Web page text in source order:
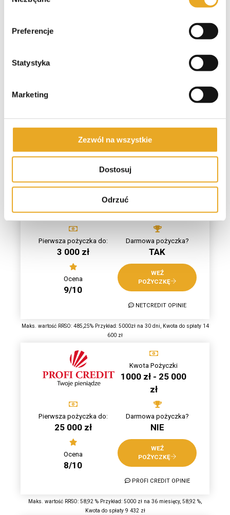
Preferencje
Statystyka
Marketing
Zezwól na wszystkie
Dostosuj
Odrzuć
Pierwsza pożyczka do:
Maks. wartość RRSO: 319,36 % Przykład: 3000 zł na 30 dni, RRSO 0%, Kwota
Kwota Pożyczki
100 zł - 10 000
zł
Pierwsza pożyczka do:
3 000 zł
Darmowa pożyczka?
TAK
Ocena
9/10
WEŹ
POŻYCZKĘ
NETCREDIT OPINIE
Maks. wartość RRSO: 485,25% Przykład: 5000zł na 30 dni, Kwota do spłaty 14
600 zł
Kwota Pożyczki
1000 zł - 25 000
zł
Pierwsza pożyczka do:
25 000 zł
Darmowa pożyczka?
NIE
Ocena
8/10
WEŹ
POŻYCZKĘ
PROFI CREDIT OPINIE
Maks. wartość RRSO: 58,92 % Przykład: 5000 zł na 36 miesięcy, 58,92 %,
Kwota do spłaty 9 432 zł